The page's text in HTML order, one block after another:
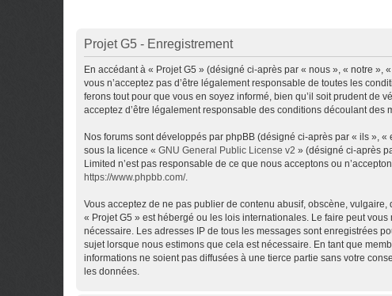
Projet G5 - Enregistrement
En accédant à « Projet G5 » (désigné ci-après par « nous », « notre »,
vous n’acceptez pas d’être légalement responsable de toutes les
ferons tout pour que vous en soyez informé, bien qu’il soit prudent de
acceptez d’être légalement responsable des conditions découlant des
Nos forums sont développés par phpBB (désigné ci-après par « ils »,
sous la licence « GNU General Public License v2 » (désigné ci-après
Limited n’est pas responsable de ce que nous acceptons ou
https://www.phpbb.com/.
Vous acceptez de ne pas publier de contenu abusif, obscène,
« Projet G5 » est hébergé ou les lois internationales. Le faire peut
nécessaire. Les adresses IP de tous les messages sont enregistrées
sujet lorsque nous estimons que cela est nécessaire. En tant que
informations ne soient pas diffusées à une tierce partie sans votre
les données.